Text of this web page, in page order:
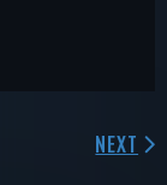
NEXT